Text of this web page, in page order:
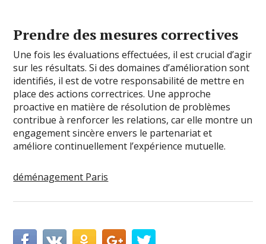
Prendre des mesures correctives
Une fois les évaluations effectuées, il est crucial d’agir
sur les résultats. Si des domaines d’amélioration sont
identifiés, il est de votre responsabilité de mettre en
place des actions correctrices. Une approche
proactive en matière de résolution de problèmes
contribue à renforcer les relations, car elle montre un
engagement sincère envers le partenariat et
améliore continuellement l’expérience mutuelle.
déménagement Paris